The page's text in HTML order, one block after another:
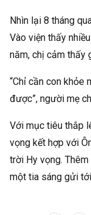
Nhìn lại 8 tháng
Vào viện thấy
năm, chị cảm thấy
“Chỉ cần con khỏe
được”, người mẹ
Với mục tiêu thắp
vọng kết hợp với
trời Hy vọng.
một tia sáng gửi